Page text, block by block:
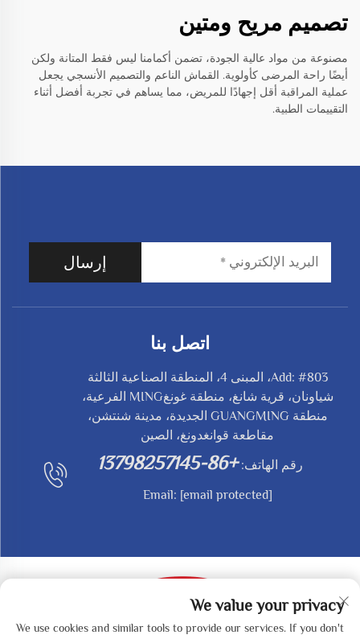
تصميم مريح ومتين
مصنوعة من مواد عالية الجودة، تضمن أكمامنا ليس فقط المتانة ولكن
أيضًا راحة المرضى كأولوية. القماش الناعم والتصميم الأنسجي يجعل
عملية المراقبة أقل إجهادًا للمريض، مما يساهم في تجربة أفضل أثناء
التقييمات الطبية.
إرسال
اتصل بنا
Add: #803، المبنى 4، المنطقة الصناعية الثالثة
شياونان، قرية شانغ، منطقة غونغMING الفرعية،
منطقة GUANGMING الجديدة، مدينة شنتشن،
مقاطعة قوانغدونغ، الصين
رقم الهاتف: +86-13798257145
Email: [email protected]
حقوق النشر © 2025 بواسطة SHENZHEN REDY-MED
We value your privacy
We use cookies and similar tools to provide our services. If you don't